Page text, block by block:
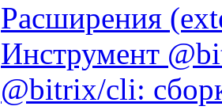
Расширения
Инструмент
@bitrix/cli: